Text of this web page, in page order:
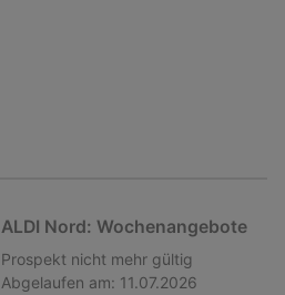
ALDI Nord: Wochenangebote
Prospekt nicht mehr gültig
Abgelaufen am: 11.07.2026